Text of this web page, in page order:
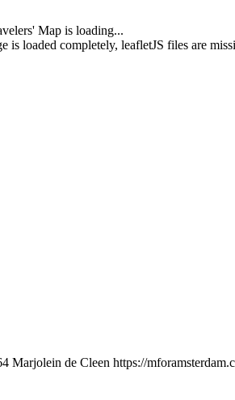
Map is loading...
is loaded completely, leafletJS files are
Marjolein de Cleen https://